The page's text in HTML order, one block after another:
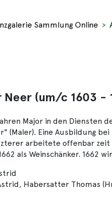
Sammlung Online
(um/c 1603 -
Major in den Diensten
(Maler). Eine Ausbildung
arbeitete offenbar zeit
als Weinschänker. 1662
Habersatter Thomas